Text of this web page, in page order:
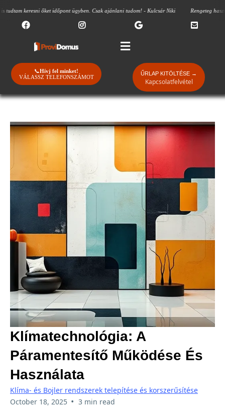
keresni őket időpont ügyben. Csak ajánlani tudom! - Kulcsár Niki Rengeteg hasznos
📞Hívj fel minket!
VÁLASSZ TELEFONSZÁMOT
ŰRLAP KITÖLTÉSE →
Kapcsolatfelvétel
Klímatechnológia: A
Páramentesítő Működése És
Használata
Klíma- és Bojler rendszerek telepítése és korszerűsítése
October 18, 2025 • 3 min read